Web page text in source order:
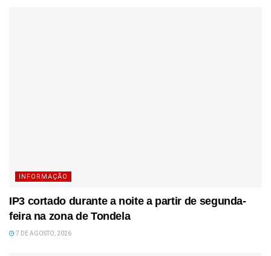
INFORMAÇÃO
IP3 cortado durante a noite a partir de segunda-
feira na zona de Tondela
7 DE AGOSTO, 2026